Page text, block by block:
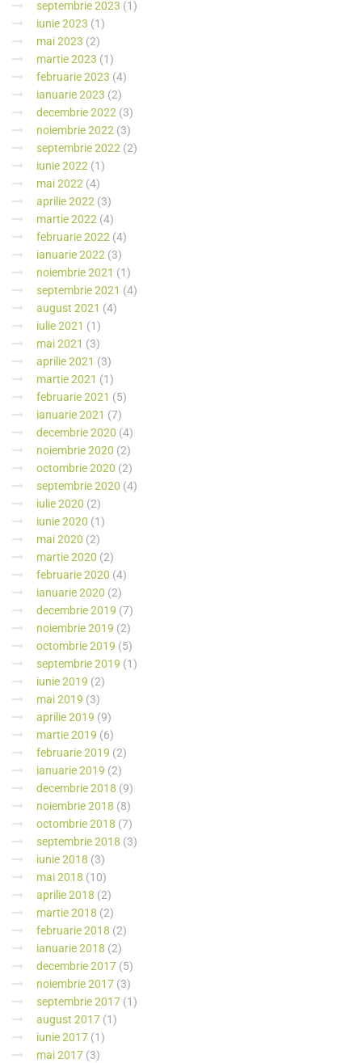
septembrie 2023 (1)
iunie 2023 (1)
mai 2023 (2)
martie 2023 (1)
februarie 2023 (4)
ianuarie 2023 (2)
decembrie 2022 (3)
noiembrie 2022 (3)
septembrie 2022 (2)
iunie 2022 (1)
mai 2022 (4)
aprilie 2022 (3)
martie 2022 (4)
februarie 2022 (4)
ianuarie 2022 (3)
noiembrie 2021 (1)
septembrie 2021 (4)
august 2021 (4)
iulie 2021 (1)
mai 2021 (3)
aprilie 2021 (3)
martie 2021 (1)
februarie 2021 (5)
ianuarie 2021 (7)
decembrie 2020 (4)
noiembrie 2020 (2)
octombrie 2020 (2)
septembrie 2020 (4)
iulie 2020 (2)
iunie 2020 (1)
mai 2020 (2)
martie 2020 (2)
februarie 2020 (4)
ianuarie 2020 (2)
decembrie 2019 (7)
noiembrie 2019 (2)
octombrie 2019 (5)
septembrie 2019 (1)
iunie 2019 (2)
mai 2019 (3)
aprilie 2019 (9)
martie 2019 (6)
februarie 2019 (2)
ianuarie 2019 (2)
decembrie 2018 (9)
noiembrie 2018 (8)
octombrie 2018 (7)
septembrie 2018 (3)
iunie 2018 (3)
mai 2018 (10)
aprilie 2018 (2)
martie 2018 (2)
februarie 2018 (2)
ianuarie 2018 (2)
decembrie 2017 (5)
noiembrie 2017 (3)
septembrie 2017 (1)
august 2017 (1)
iunie 2017 (1)
mai 2017 (3)